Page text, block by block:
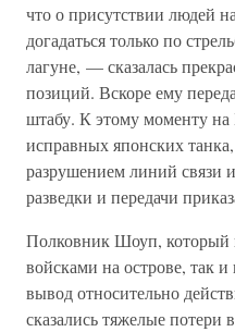
что о присутствии людей
догадаться только по
лагуне, — сказалась
позиций. Вскоре ему
штабу. К этому моменту на
исправных японских
разрушением линий связи
разведки и передачи
Полковник Шоуп, который
войсками на острове, так
вывод относительно
сказались тяжелые потери